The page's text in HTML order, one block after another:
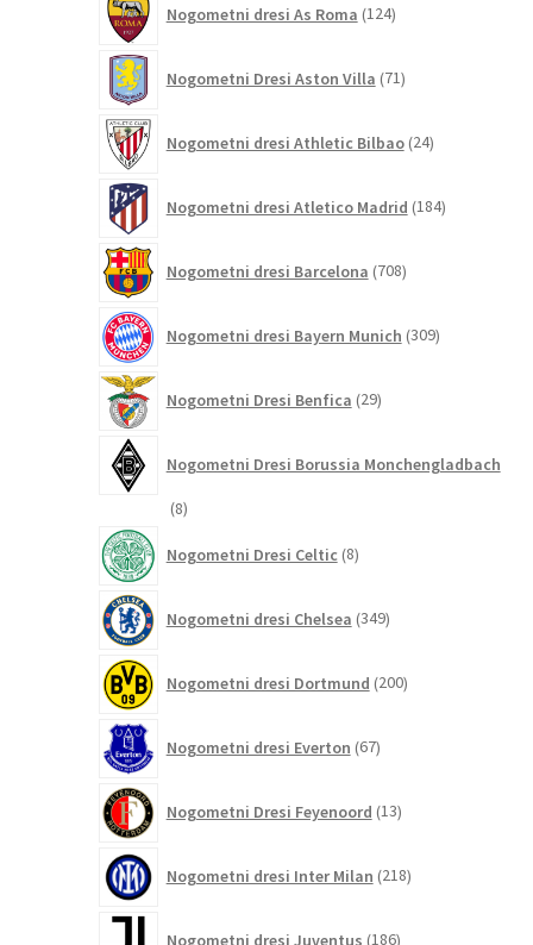
Nogometni dresi As Roma 124izdelkov
Nogometni Dresi Aston Villa 71izdelkov
Nogometni dresi Athletic Bilbao 24izdelkov
Nogometni dresi Atletico Madrid 184izdelkov
Nogometni dresi Barcelona 708izdelkov
Nogometni dresi Bayern Munich 309izdelkov
Nogometni Dresi Benfica 29izdelkov
Nogometni Dresi Borussia Monchengladbach
88
Nogometni Dresi Celtic 8izdelkov
Nogometni dresi Chelsea 349izdelkov
Nogometni dresi Dortmund 200izdelkov
Nogometni dresi Everton 67izdelkov
Nogometni Dresi Feyenoord 13izdelkov
Nogometni dresi Inter Milan 218izdelkov
Nogometni dresi Juventus 186